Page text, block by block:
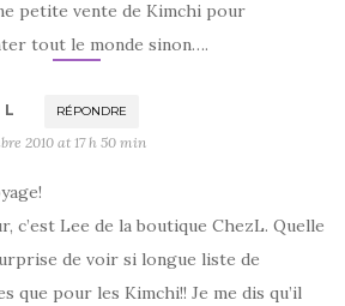
petite vente de Kimchi pour
tout le monde sinon….
L RÉPONDRE
2010 at 17 h 50 min
c’est Lee de la boutique ChezL. Quelle
de voir si longue liste de
que pour les Kimchi!! Je me dis qu’il